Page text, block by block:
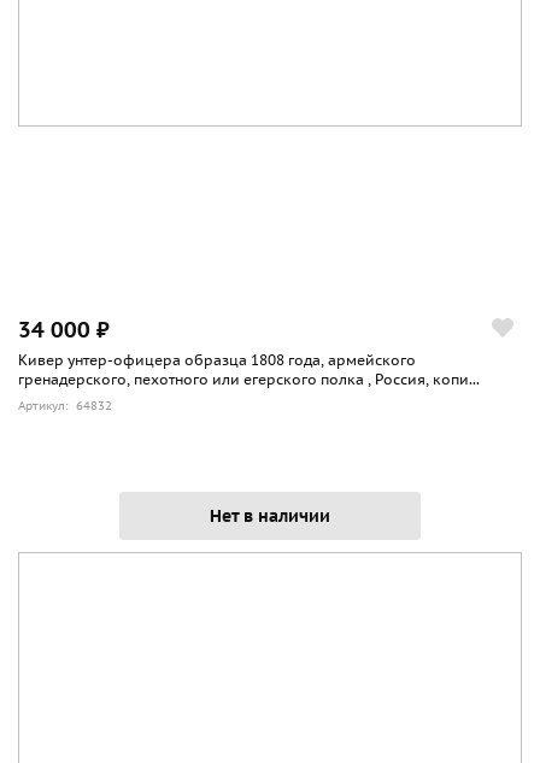
34 000 ₽
Кивер унтер-офицера образца 1808 года, армейского
гренадерского, пехотного или егерского полка , Россия, копи...
Артикул: 64832
Нет в наличии